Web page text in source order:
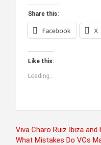
Share this:
Facebook X
Like this:
Loading...
Post
Viva Charo Ruiz Ibiza
What Mistakes Do VCs